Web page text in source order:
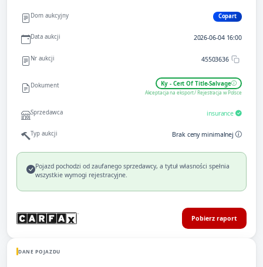
Dom aukcyjny Copart
Data aukcji 2026-06-04 16:00
Nr aukcji 45503636
Dokument Ky - Cert Of Title-Salvage
Akceptacja na eksport / Rejestracja w Polsce
Sprzedawca insurance
Typ aukcji Brak ceny minimalnej
Pojazd pochodzi od zaufanego sprzedawcy, a tytuł własności spełnia
wszystkie wymogi rejestracyjne.
Pobierz raport
DANE POJAZDU